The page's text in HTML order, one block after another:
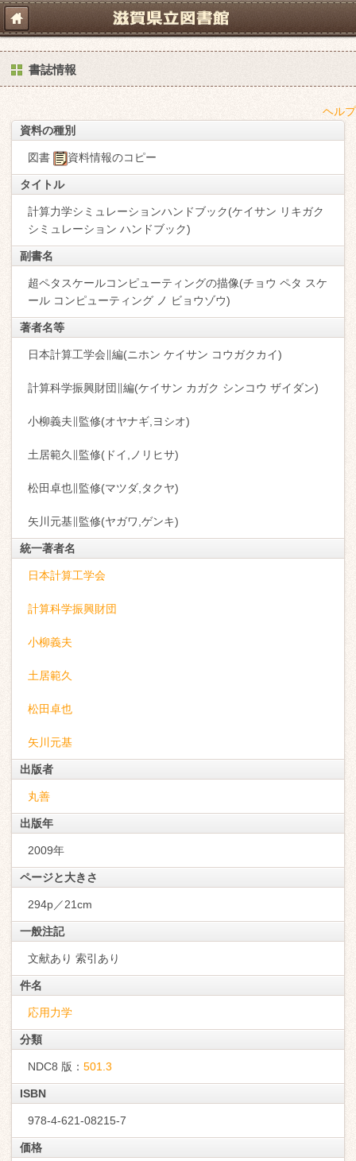
書誌情報
ヘルプ
資料の種別
図書 資料情報のコピー
タイトル
計算力学シミュレーションハンドブック(ケイサン リキガク
シミュレーション ハンドブック)
副書名
超ペタスケールコンピューティングの描像(チョウ ペタ スケ
ール コンピューティング ノ ビョウゾウ)
著者名等
日本計算工学会∥編(ニホン ケイサン コウガクカイ)
計算科学振興財団∥編(ケイサン カガク シンコウ ザイダン)
小柳義夫∥監修(オヤナギ,ヨシオ)
土居範久∥監修(ドイ,ノリヒサ)
松田卓也∥監修(マツダ,タクヤ)
矢川元基∥監修(ヤガワ,ゲンキ)
統一著者名
日本計算工学会
計算科学振興財団
小柳義夫
土居範久
松田卓也
矢川元基
出版者
丸善
出版年
2009年
ページと大きさ
294p／21cm
一般注記
文献あり 索引あり
件名
応用力学
分類
NDC8 版： 501.3
ISBN
978-4-621-08215-7
価格